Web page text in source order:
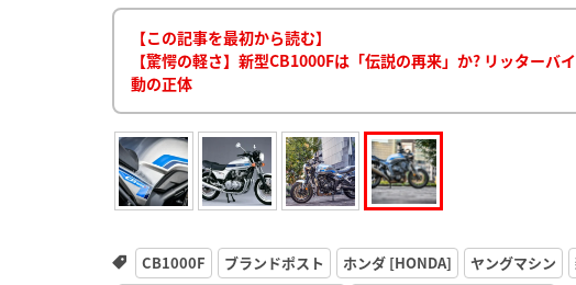
【この記事を最初から読む】
【驚愕の軽さ】新型CB1000Fは「伝説の再来」か? リッター
動の正体
CB1000F ブランドポスト ホンダ [HONDA] ヤングマシン